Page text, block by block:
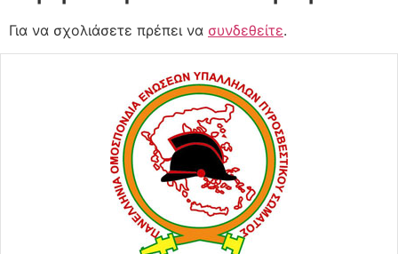
Για να σχολιάσετε πρέπει να συνδεθείτε.